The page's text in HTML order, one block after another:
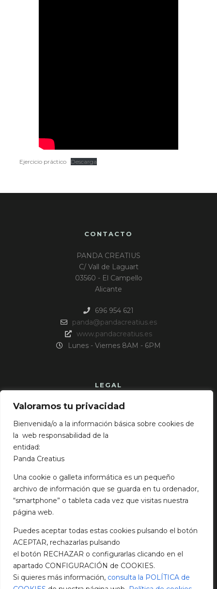
Valoramos tu privacidad
Bienvenida/o a la información básica sobre cookies de
la web responsabilidad de la
entidad:
Panda Creatius
Una cookie o galleta informática es un pequeño
archivo de información que se guarda en tu ordenador,
“smartphone” o tableta cada vez que visitas nuestra
página web.
Puedes aceptar todas estas cookies pulsando el botón
ACEPTAR, rechazarlas pulsando
el botón RECHAZAR o configurarlas clicando en el
apartado CONFIGURACIÓN de COOKIES.
Si quieres más información, consulta la POLÍTICA de
Ejercicio práctico Descarga
CONTACTO
PANDA CREATIUS
C/ Vall de Laguart
03560 - El Campello
Alicante
696 954 621
panda@pandacreatius.es
www.pandacreatius.es
Lunes - Viernes 8AM - 6PM
LEGAL
Aviso Legal
Política de privacidad
TENDENCIAS DISEÑO WEB 2023
mayo 9, 2023
enero 29, 2022
CÓMO CONVERTIR UNA PRESENTACIÓN
NORMAL EN UNA PRESENTACIÓN EXCELENTE
enero 11, 2022